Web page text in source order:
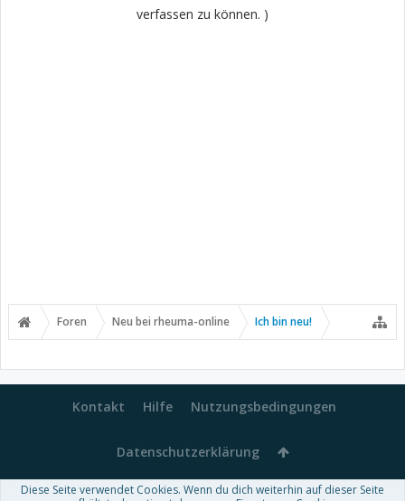
verfassen zu können. )
Foren Neu bei rheuma-online Ich bin neu!
Kontakt Hilfe Nutzungsbedingungen
Datenschutzerklärung
Diese Seite verwendet Cookies. Wenn du dich weiterhin auf dieser Seite